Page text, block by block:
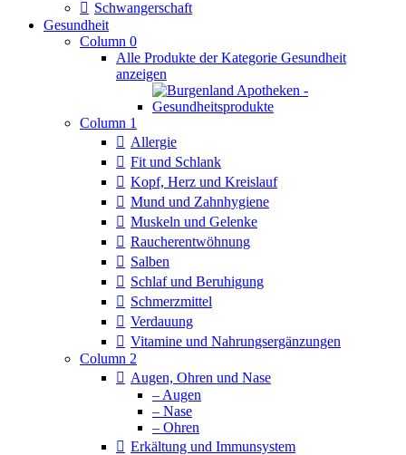
Schwangerschaft
Gesundheit
Column 0
Alle Produkte der Kategorie Gesundheit
anzeigen
Column 1
Allergie
Fit und Schlank
Kopf, Herz und Kreislauf
Mund und Zahnhygiene
Muskeln und Gelenke
Raucherentwöhnung
Salben
Schlaf und Beruhigung
Schmerzmittel
Verdauung
Vitamine und Nahrungsergänzungen
Column 2
Augen, Ohren und Nase
– Augen
– Nase
– Ohren
Erkältung und Immunsystem